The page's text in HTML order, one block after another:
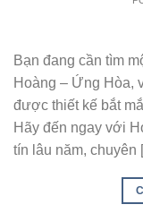
Bạn đang cần tìm
Hoàng – Ứng Hòa,
được thiết kế bắt
Hãy đến ngay với
tín lâu năm, chuyên